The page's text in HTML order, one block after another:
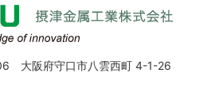
大阪府守口市八雲西町 4-1-26